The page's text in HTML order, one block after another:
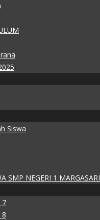
Siswa
SMP NEGERI 1 MARGASARI
7
8